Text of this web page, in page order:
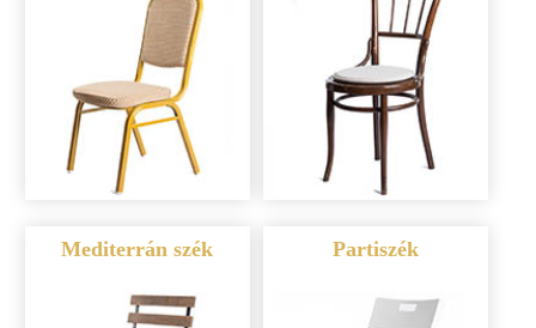
Mediterrán szék Partiszék